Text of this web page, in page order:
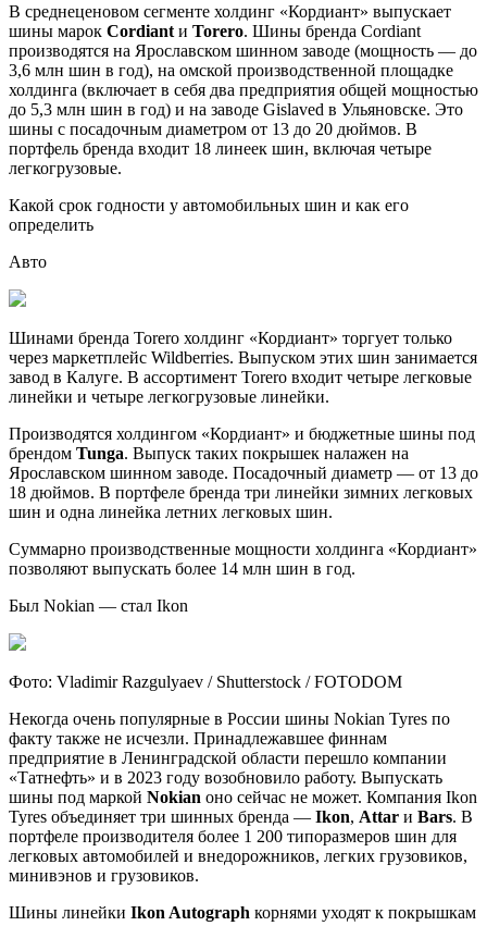
В среднеценовом сегменте холдинг «Кордиант» выпускает
шины марок Cordiant и Torero. Шины бренда Cordiant
производятся на Ярославском шинном заводе (мощность — до
3,6 млн шин в год), на омской производственной площадке
холдинга (включает в себя два предприятия общей мощностью
до 5,3 млн шин в год) и на заводе Gislaved в Ульяновске. Это
шины с посадочным диаметром от 13 до 20 дюймов. В
портфель бренда входит 18 линеек шин, включая четыре
легкогрузовые.
Какой срок годности у автомобильных шин и как его
определить
Авто
Шинами бренда Torero холдинг «Кордиант» торгует только
через маркетплейс Wildberries. Выпуском этих шин занимается
завод в Калуге. В ассортимент Torero входит четыре легковые
линейки и четыре легкогрузовые линейки.
Производятся холдингом «Кордиант» и бюджетные шины под
брендом Tunga. Выпуск таких покрышек налажен на
Ярославском шинном заводе. Посадочный диаметр — от 13 до
18 дюймов. В портфеле бренда три линейки зимних легковых
шин и одна линейка летних легковых шин.
Суммарно производственные мощности холдинга «Кордиант»
позволяют выпускать более 14 млн шин в год.
Был Nokian — стал Ikon
Фото: Vladimir Razgulyaev / Shutterstock / FOTODOM
Некогда очень популярные в России шины Nokian Tyres по
факту также не исчезли. Принадлежавшее финнам
предприятие в Ленинградской области перешло компании
«Татнефть» и в 2023 году возобновило работу. Выпускать
шины под маркой Nokian оно сейчас не может. Компания Ikon
Tyres объединяет три шинных бренда — Ikon, Attar и Bars. В
портфеле производителя более 1 200 типоразмеров шин для
легковых автомобилей и внедорожников, легких грузовиков,
минивэнов и грузовиков.
Шины линейки Ikon Autograph корнями уходят к покрышкам